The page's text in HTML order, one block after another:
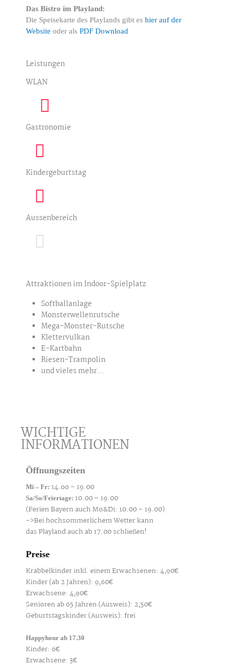
Das Bistro im Playland:
Die Speisekarte des Playlands gibt eshier auf der
Website oder alsPDF Download
Leistungen
WLAN
Gastronomie
Kindergeburtstag
Aussenbereich
Attraktionen im Indoor-Spielplatz
Softballanlage
Monsterwellenrutsche
Mega-Monster-Rutsche
Klettervulkan
E-Kartbahn
Riesen-Trampolin
und vieles mehr…
WICHTIGE
INFORMATIONEN
Öffnungszeiten
Mi – Fr: 14.oo – 19.00
Sa/So/Feiertage: 10.00 – 19.00
(Ferien Bayern auch Mo&Di: 10.00 – 19.00)
->Bei hochsommerlichem Wetter kann
das Playland auch ab 17.00 schließen!
Preise
Krabbelkinder inkl. einem Erwachsenen: 4,90€
Kinder (ab 2 Jahren): 9,60€
Erwachsene: 4,90€
Senioren ab 65 Jahren (Ausweis): 2,50€
Geburtstagskinder (Ausweis): frei
Happyhour ab 17.30
Kinder: 6€
Erwachsene: 3€